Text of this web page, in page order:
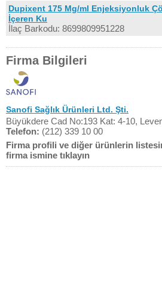
Dupixent 175 Mg/ml Enjeksiyonluk
İçeren Ku
İlaç Barkodu: 8699809951228
Firma Bilgileri
Sanofi Sağlık Ürünleri Ltd. Şti.
Büyükdere Cad No:193 Kat: 4-10,
Telefon: (212) 339 10 00
Firma profili ve diğer ürünlerin
firma ismine tıklayın